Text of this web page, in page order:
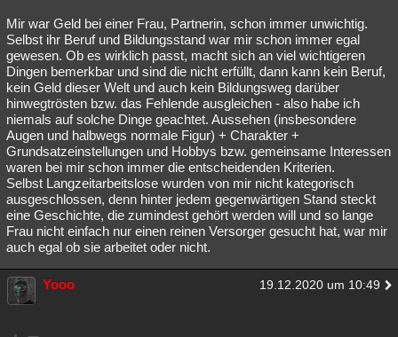
Mir war Geld bei einer Frau, Partnerin, schon immer unwichtig.
Selbst ihr Beruf und Bildungsstand war mir schon immer egal
gewesen. Ob es wirklich passt, macht sich an viel wichtigeren
Dingen bemerkbar und sind die nicht erfüllt, dann kann kein Beruf,
kein Geld dieser Welt und auch kein Bildungsweg darüber
hinwegtrösten bzw. das Fehlende ausgleichen - also habe ich
niemals auf solche Dinge geachtet. Aussehen (insbesondere
Augen und halbwegs normale Figur) + Charakter +
Grundsatzeinstellungen und Hobbys bzw. gemeinsame Interessen
waren bei mir schon immer die entscheidenden Kriterien.
Selbst Langzeitarbeitslose wurden von mir nicht kategorisch
ausgeschlossen, denn hinter jedem gegenwärtigen Stand steckt
eine Geschichte, die zumindest gehört werden will und so lange
Frau nicht einfach nur einen reinen Versorger gesucht hat, war mir
auch egal ob sie arbeitet oder nicht.
Yooo 19.12.2020 um 10:49